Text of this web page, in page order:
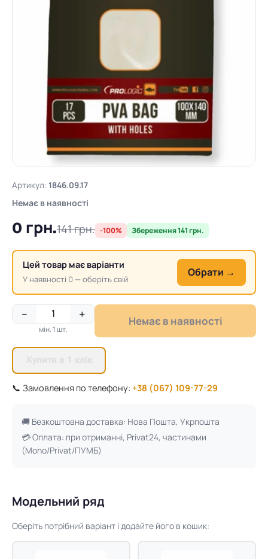
Артикул: 1846.09.17
Немає в наявності
0 грн.141 грн. -100% Збереження 141 грн.
Цей товар має варіанти
У наявності 0 — оберіть свій
Обрати →
− +
мін. 1 шт.
Немає в наявності
📞 Замовлення по телефону: +38 (067) 109-77-29
🚚 Безкоштовна доставка: Нова Пошта, Укрпошта
💳 Оплата: при отриманні, Privat24, частинами
(Mono/Privat/ПУМБ)
Модельний ряд
Оберіть потрібний варіант і додайте його в кошик: